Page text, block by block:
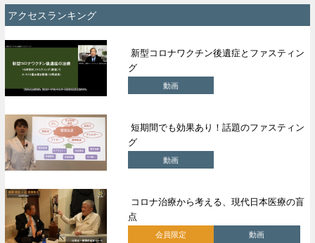
アクセスランキング
新型コロナワクチン後遺症とファスティン
グ
動画
短期間でも効果あり！話題のファスティン
グ
動画
コロナ治療から考える、現代日本医療の盲
点
会員限定 動画